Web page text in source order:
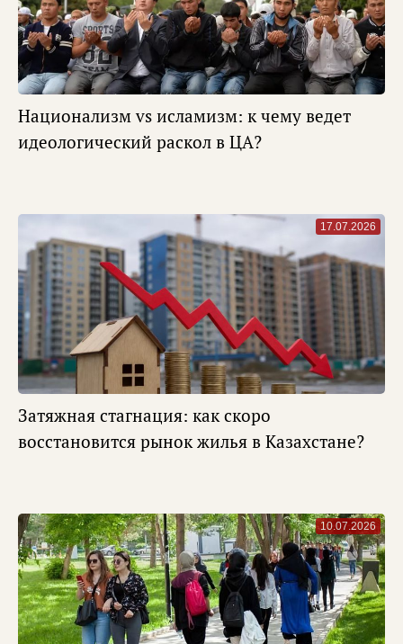
Национализм vs исламизм: к чему ведет
идеологический раскол в ЦА?
Затяжная стагнация: как скоро
восстановится рынок жилья в Казахстане?
17.07.2026
10.07.2026